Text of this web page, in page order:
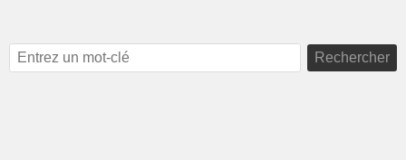
Rechercher